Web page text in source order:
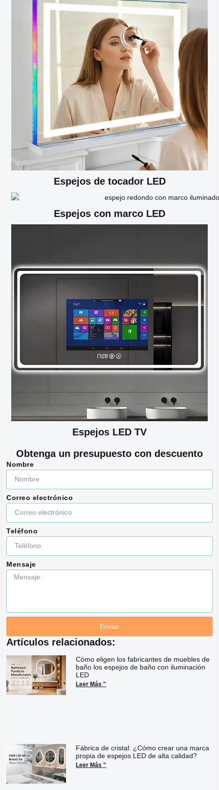
Espejos de tocador LED
Espejos con marco LED
Espejos LED TV
Obtenga un presupuesto con descuento
Nombre
Correo electrónico
Teléfono
Mensaje
Enviar
Artículos relacionados:
Cómo eligen los fabricantes de muebles de
baño los espejos de baño con iluminación
LED
Leer Más "
Fábrica de cristal: ¿Cómo crear una marca
propia de espejos LED de alta calidad?
Leer Más "